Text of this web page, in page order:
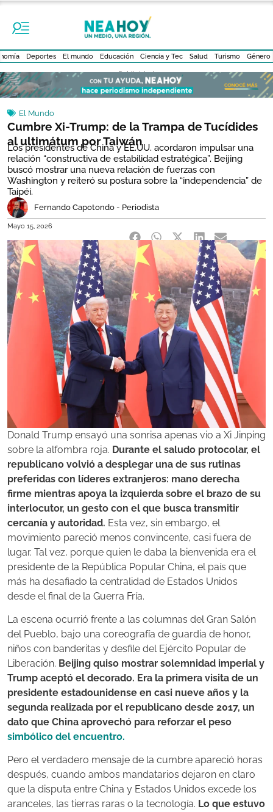
Deportes El mundo Educación Ciencia y Tec Salud Turismo Género
- Publicidad -
El Mundo
Cumbre Xi-Trump: de la Trampa de Tucídides
al ultimátum por Taiwán
Los presidentes de China y EE.UU. acordaron impulsar una
relación “constructiva de estabilidad estratégica”. Beijing
buscó mostrar una nueva relación de fuerzas con
Washington y reiteró su postura sobre la “independencia” de
Taipéi.
Fernando Capotondo - Periodista
Mayo 15, 2026
Donald Trump ensayó una sonrisa apenas vio a Xi Jinping
sobre la alfombra roja. Durante el saludo protocolar, el
republicano volvió a desplegar una de sus rutinas
preferidas con líderes extranjeros: mano derecha
firme mientras apoya la izquierda sobre el brazo de su
interlocutor, un gesto con el que busca transmitir
cercanía y autoridad. Esta vez, sin embargo, el
movimiento pareció menos convincente, casi fuera de
lugar. Tal vez, porque quien le daba la bienvenida era el
presidente de la República Popular China, el país que
más ha desafiado la centralidad de Estados Unidos
desde el final de la Guerra Fría.
La escena ocurrió frente a las columnas del Gran Salón
del Pueblo, bajo una coreografía de guardia de honor,
niños con banderitas y desfile del Ejército Popular de
Liberación. Beijing quiso mostrar solemnidad imperial y
Trump aceptó el decorado. Era la primera visita de un
presidente estadounidense en casi nueve años y la
segunda realizada por el republicano desde 2017, un
dato que China aprovechó para reforzar el peso
simbólico del encuentro.
Pero el verdadero mensaje de la cumbre apareció horas
después, cuando ambos mandatarios dejaron en claro
que la disputa entre China y Estados Unidos excede los
aranceles, las tierras raras o la tecnología. Lo que estuvo